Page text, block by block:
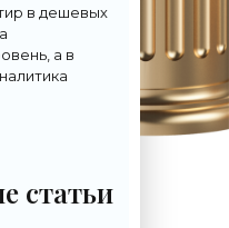
в дешевых
а в
статьи